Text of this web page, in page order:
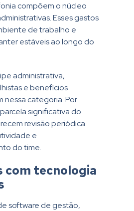
compõem o núcleo
Esses gastos
de trabalho e
estáveis ao longo do
administrativa,
e benefícios
nessa categoria. Por
significativa do
revisão periódica
e
do time.
com tecnologia
software de gestão,